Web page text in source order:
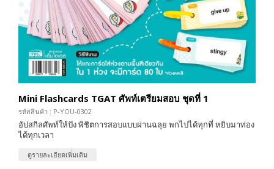
Mini Flashcards TGAT ศัพท์เตรียมสอบ ชุดที่ 1
รหัสสินค้า : P-YOU-0302
อัปสกิลศัพท์ให้ปัง พิชิตการสอบแบบผ่านฉลุย พกไปได้ทุกที่ หยิบมาท่อง
ได้ทุกเวลา
ดูรายละเอียดเพิ่มเติม